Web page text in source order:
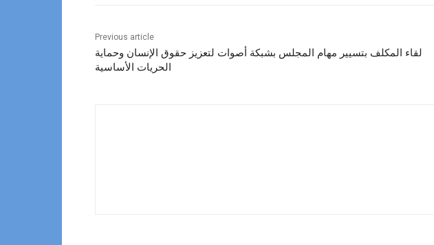
Previous article
لقاء المكلف بتسيير مهام المجلس بشبكة أصوات لتعزيز حقوق الإنسان وحماية
الحريات الأساسية